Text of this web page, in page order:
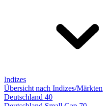
Indizes
Übersicht nach Indizes/Märkten
Deutschland 40